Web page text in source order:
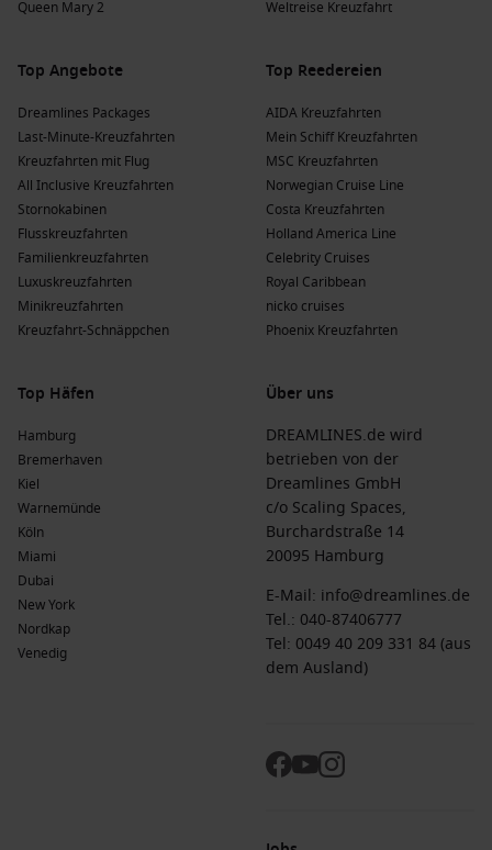
Queen Mary 2
Weltreise Kreuzfahrt
Top Angebote
Dreamlines Packages
Last-Minute-Kreuzfahrten
Kreuzfahrten mit Flug
All Inclusive Kreuzfahrten
Stornokabinen
Flusskreuzfahrten
Familienkreuzfahrten
Luxuskreuzfahrten
Minikreuzfahrten
Kreuzfahrt-Schnäppchen
Top Reedereien
AIDA Kreuzfahrten
Mein Schiff Kreuzfahrten
MSC Kreuzfahrten
Norwegian Cruise Line
Costa Kreuzfahrten
Holland America Line
Celebrity Cruises
Royal Caribbean
nicko cruises
Phoenix Kreuzfahrten
Top Häfen
Hamburg
Bremerhaven
Kiel
Warnemünde
Köln
Miami
Dubai
New York
Nordkap
Venedig
Über uns
DREAMLINES.de wird
betrieben von der
Dreamlines GmbH
c/o Scaling Spaces,
Burchardstraße 14
20095 Hamburg
E-Mail: info@dreamlines.de
Tel.: 040-87406777
Tel: 0049 40 209 331 84 (aus
dem Ausland)